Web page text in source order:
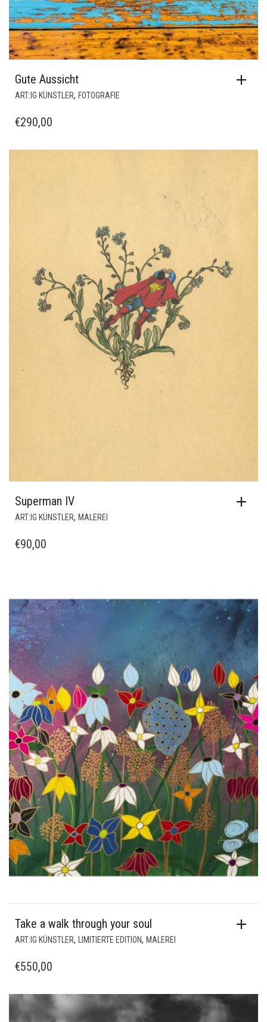
Gute Aussicht
ART:IG KÜNSTLER, FOTOGRAFIE
€290,00
Superman IV
ART:IG KÜNSTLER, MALEREI
€90,00
Take a walk through your soul
ART:IG KÜNSTLER, LIMITIERTE EDITION, MALEREI
€550,00